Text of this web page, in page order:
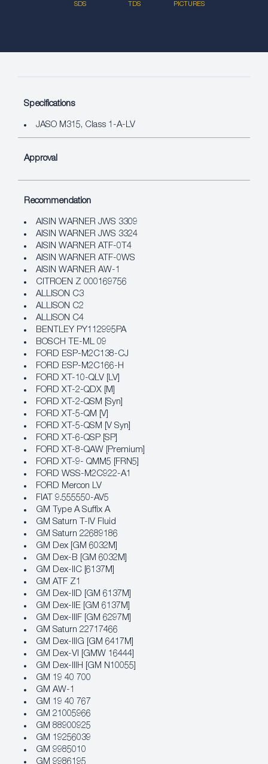
SDS TDS PICTURES
Specifications
JASO M315, Class 1-A-LV
Approval
Recommendation
AISIN WARNER JWS 3309
AISIN WARNER JWS 3324
AISIN WARNER ATF-0T4
AISIN WARNER ATF-0WS
AISIN WARNER AW-1
CITROEN Z 000169756
ALLISON C3
ALLISON C2
ALLISON C4
BENTLEY PY112995PA
BOSCH TE-ML 09
FORD ESP-M2C138-CJ
FORD ESP-M2C166-H
FORD XT-10-QLV [LV]
FORD XT-2-QDX [M]
FORD XT-2-QSM [Syn]
FORD XT-5-QM [V]
FORD XT-5-QSM [V Syn]
FORD XT-6-QSP [SP]
FORD XT-8-QAW [Premium]
FORD XT-9- QMM5 [FRN5]
FORD WSS-M2C922-A1
FORD Mercon LV
FIAT 9.555550-AV5
GM Type A Suffix A
GM Saturn T-IV Fluid
GM Saturn 22689186
GM Dex [GM 6032M]
GM Dex-B [GM 6032M]
GM Dex-IIC [6137M]
GM ATF Z1
GM Dex-IID [GM 6137M]
GM Dex-IIE [GM 6137M]
GM Dex-IIIF [GM 6297M]
GM Saturn 22717466
GM Dex-IIIG [GM 6417M]
GM Dex-VI [GMW 16444]
GM Dex-IIIH [GM N10055]
GM 19 40 700
GM AW-1
GM 19 40 767
GM 21005966
GM 88900925
GM 19256039
GM 9985010
GM 9986195